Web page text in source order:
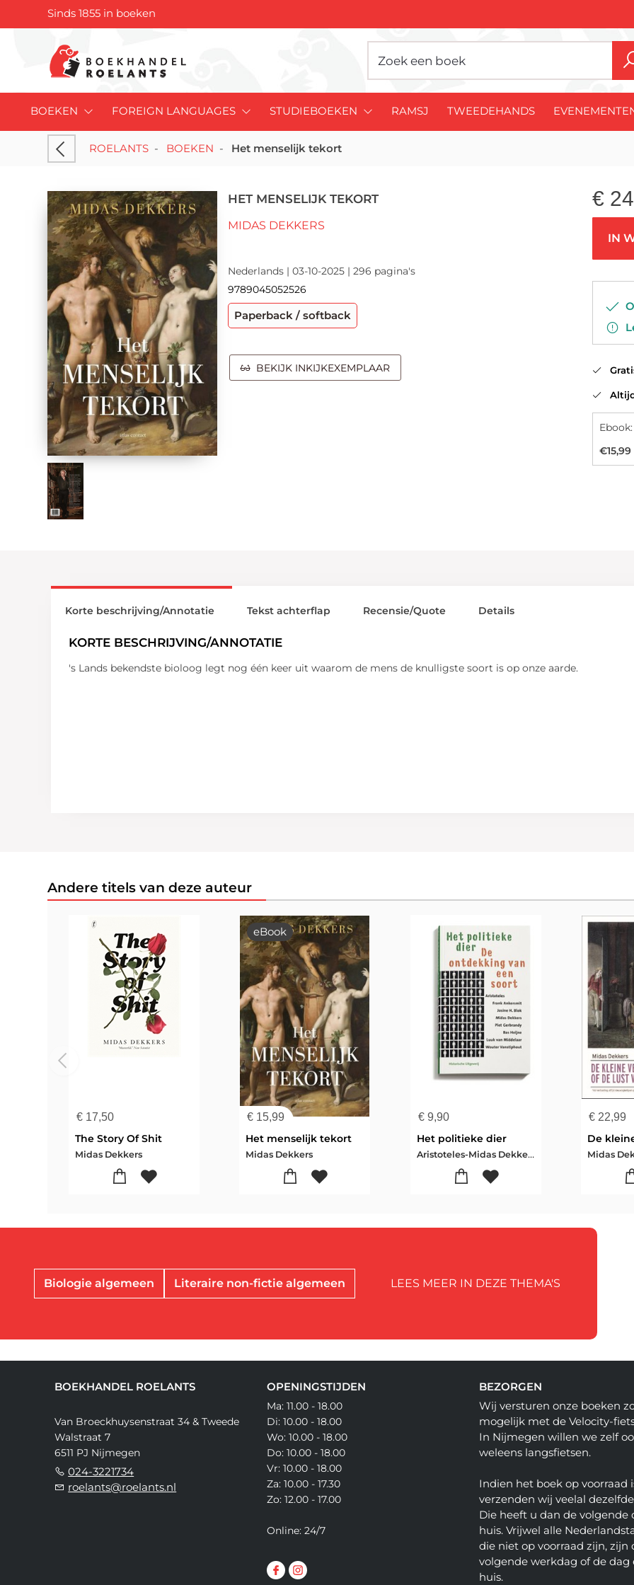
Sinds 1855 in boeken
BOEKEN FOREIGN LANGUAGES STUDIEBOEKEN RAMSJ TWEEDEHANDS
ROELANTS - BOEKEN - Het menselijk tekort
HET MENSELIJK TEKORT
MIDAS DEKKERS
Nederlands | 03-10-2025 | 296 pagina's
9789045052526
Paperback / softback
BEKIJK INKIJKEXEMPLAAR
€
IN
Altijd
€15,99
Korte beschrijving/Annotatie
KORTE BESCHRIJVING/ANNOTATIE
's Lands bekendste bioloog legt nog één keer uit waarom de mens de knulligste soort is op onze aarde.
Tekst achterflap Recensie/Quote Details
Andere titels van deze auteur
€ 17,50
The Story Of Shit
Midas Dekkers
€ 15,99
eBook
Het menselijk tekort
Midas Dekkers
€9,90
Het politieke dier
Aristoteles-Midas Dekkers-Luuk van Middelaar
€22,99
Midas
Biologie algemeen Literaire non-fictie algemeen LEES MEER IN DEZE THEMA'S
BOEKHANDEL ROELANTS
Van Broeckhuysenstraat 34 & Tweede
Walstraat 7
6511 PJ Nijmegen
024-3221734
roelants@roelants.nl
OPENINGSTIJDEN
Ma: 11.00 - 18.00
Di: 10.00 - 18.00
Wo: 10.00 - 18.00
Do: 10.00 - 18.00
Vr: 10.00 - 18.00
Za: 10.00 - 17.30
Zo: 12.00 - 17.00
Online: 24/7
BEZORGEN
Wij versturen onze boeken
mogelijk met de Velocity-
In Nijmegen willen we zelf
weleens langsfietsen.
Indien het boek op voorraad
verzenden wij veelal
Die heeft u dan de volgende
huis. Vrijwel alle
die niet op voorraad zijn, zijn
volgende werkdag of de dag
huis.